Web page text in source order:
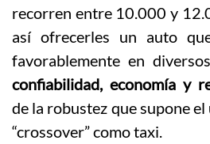
recorren entre 10.000 y
así ofrecerles un auto
favorablemente en
confiabilidad, economía y
de la robustez que supone
“crossover” como taxi.